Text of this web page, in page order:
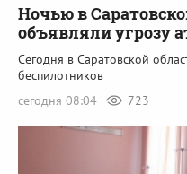
Ночью в
объявляли угрозу
Сегодня в Саратовской
беспилотников
сегодня 08:04
723